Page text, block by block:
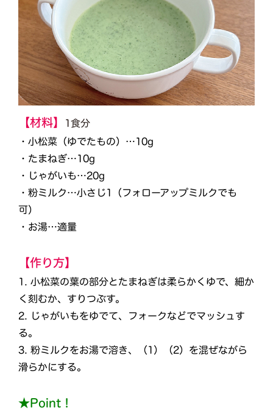
【材料】 1食分
・小松菜（ゆでたもの）…10g
・たまねぎ…10g
・じゃがいも…20g
・粉ミルク…小さじ1（フォローアップミルクでも
可）
・お湯…適量
【作り方】
1. 小松菜の葉の部分とたまねぎは柔らかくゆで、細か
く刻むか、すりつぶす。
2. じゃがいもをゆでて、フォークなどでマッシュす
る。
3. 粉ミルクをお湯で溶き、（1）（2）を混ぜながら
滑らかにする。
★Point！